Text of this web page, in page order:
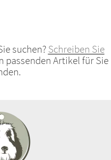
suchen?Schreiben Sie
passenden Artikel für Sie